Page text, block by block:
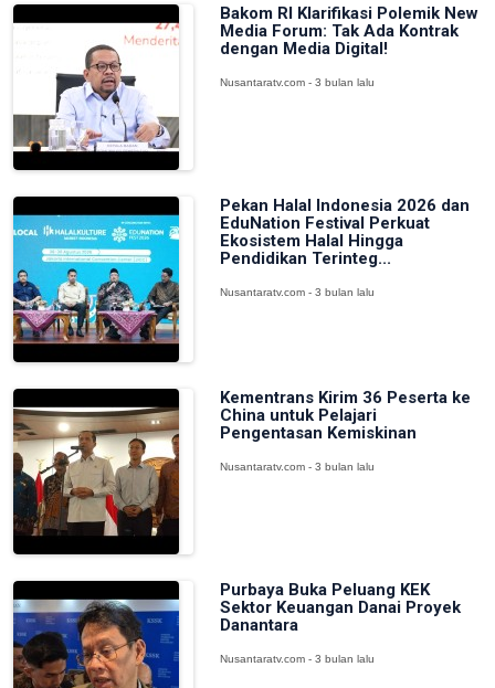
Bakom RI Klarifikasi Polemik New
Media Forum: Tak Ada Kontrak
dengan Media Digital!
Nusantaratv.com - 3 bulan lalu
Pekan Halal Indonesia 2026 dan
EduNation Festival Perkuat
Ekosistem Halal Hingga
Pendidikan Terinteg...
Nusantaratv.com - 3 bulan lalu
Kementrans Kirim 36 Peserta ke
China untuk Pelajari
Pengentasan Kemiskinan
Nusantaratv.com - 3 bulan lalu
Purbaya Buka Peluang KEK
Sektor Keuangan Danai Proyek
Danantara
Nusantaratv.com - 3 bulan lalu